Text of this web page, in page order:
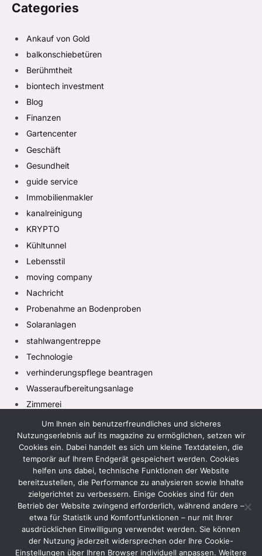
Categories
Ankauf von Gold
balkonschiebetüren
Berühmtheit
biontech investment
Blog
Finanzen
Gartencenter
Geschäft
Gesundheit
guide service
Immobilienmakler
kanalreinigung
KRYPTO
Kühltunnel
Lebensstil
moving company
Nachricht
Probenahme an Bodenproben
Solaranlagen
stahlwangentreppe
Technologie
verhinderungspflege beantragen
Wasseraufbereitungsanlage
Zimmerei
Facebook
X
(Twitter)
InstagramPinterestTikTok
HEIM
DATENSCHUTZRICHTLINIE
GESCHÄFTSBEDINGUNGEN
HAFTUNGSAUSSCHLUSS
Um Ihnen ein benutzerfreundliches und sicheres
Nutzungserlebnis auf its magazine zu ermöglichen, setzen wir
Cookies ein. Dabei handelt es sich um kleine Textdateien, die
temporär auf Ihrem Endgerät gespeichert werden. Cookies
helfen uns dabei, technische Funktionen der Website
bereitzustellen, die Performance zu analysieren sowie Inhalte
zielgerichtet zu verbessern. Einige Cookies sind für den
Betrieb der Website zwingend erforderlich, während andere –
etwa für Statistik und Komfortfunktionen – nur mit Ihrer
ausdrücklichen Einwilligung verwendet werden. Sie können
der Nutzung jederzeit widersprechen oder Ihre Cookie-
Einstellungen über Ihren Browser individuell anpassen. Weitere